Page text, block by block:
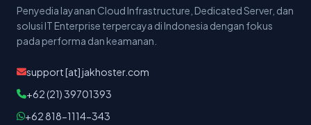
Penyedia layanan Cloud Infrastructure, Dedicated Server, dan
solusi IT Enterprise terpercaya di Indonesia dengan fokus
pada performa dan keamanan.
support [at] jakhoster.com
+62 (21) 39701393
+62 818-1114-343